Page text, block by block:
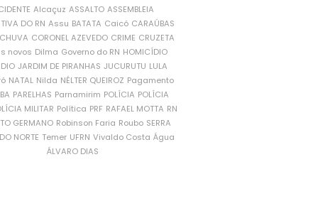
Alcaçuz ASSALTO ASSEMBLEIA
DO RN Assu BATATA Caicó CARAÚBAS
CORONEL AZEVEDO CRIME CRUZETA
novos Dilma Governo do RN HOMICÍDIO
JARDIM DE PIRANHAS JUCURUTU LULA
NATAL Nilda NÉLTER QUEIROZ Pagamento
PARELHAS Parnamirim POLÍCIA POLÍCIA
MILITAR Política PRF RAFAEL MOTTA RN
GERMANO Robinson Faria Roubo SERRA
NORTE Temer UFRN Vivaldo Costa Água
ÁLVARO DIAS